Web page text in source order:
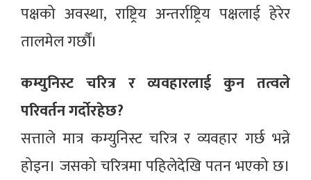
पक्षको अवस्था, राष्ट्रिय अन्तर्राष्ट्रिय पक्षलाई हेरेर
तालमेल गर्छौं।
कम्युनिस्ट चरित्र र व्यवहारलाई कुन तत्वले
परिवर्तन गर्दोरहेछ?
सत्ताले मात्र कम्युनिस्ट चरित्र र व्यवहार गर्छ भन्ने
होइन। जसको चरित्रमा पहिलेदेखि पतन भएको छ।